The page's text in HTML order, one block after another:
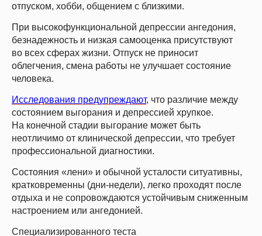
отпуском, хобби, общением с близкими.
При высокофункциональной депрессии ангедония,
безнадежность и низкая самооценка присутствуют
во всех сферах жизни. Отпуск не приносит
облегчения, смена работы не улучшает состояние
человека.
Исследования предупреждают, что различие между
состоянием выгорания и депрессией хрупкое.
На конечной стадии выгорание может быть
неотличимо от клинической депрессии, что требует
профессиональной диагностики.
Состояния «лени» и обычной усталости ситуативны,
кратковременны (дни-недели), легко проходят после
отдыха и не сопровождаются устойчивым сниженным
настроением или ангедонией.
Специализированного теста